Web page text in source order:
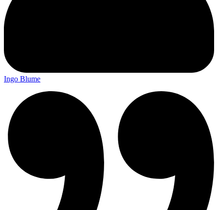
Ingo Blume